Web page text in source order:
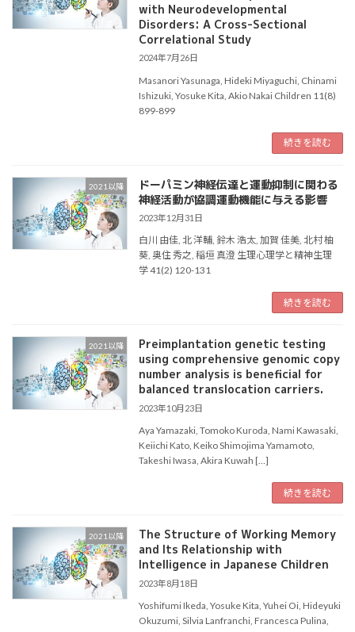
with Neurodevelopmental
Disorders: A Cross-Sectional
Correlational Study
2024年7月26日
Masanori Yasunaga, Hideki Miyaguchi, Chinami
Ishizuki, Yosuke Kita, Akio Nakai Children 11(8)
899-899
続きを読む
2021以降
ドーパミン神経伝達と運動抑制に関わる
神経活動が協調運動機能に与える影響
2023年12月31日
白川 由佳, 北 洋輔, 鈴木 浩太, 加賀 佳美, 北村 柚
葵, 奥住 秀之, 稲垣 真澄 生理心理学と精神生理
学 41(2) 120-131
続きを読む
2021以降
Preimplantation genetic testing
using comprehensive genomic copy
number analysis is beneficial for
balanced translocation carriers.
2023年10月23日
Aya Yamazaki, Tomoko Kuroda, Nami Kawasaki,
Keiichi Kato, Keiko Shimojima Yamamoto,
Takeshi Iwasa, Akira Kuwah […]
続きを読む
2021以降
The Structure of Working Memory
and Its Relationship with
Intelligence in Japanese Children
2023年8月18日
Yoshifumi Ikeda, Yosuke Kita, Yuhei Oi, Hideyuki
Okuzumi, Silvia Lanfranchi, Francesca Pulina,